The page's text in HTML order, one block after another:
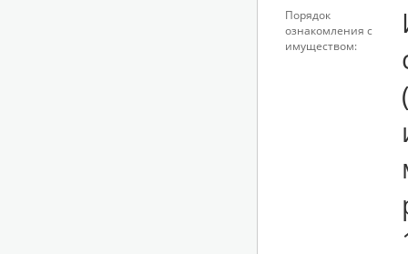
Порядок
ознакомления с
имуществом: